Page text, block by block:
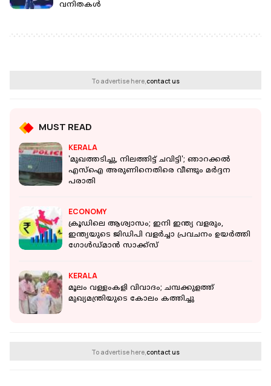
വനിതകൾ
To advertise here,contact us
MUST READ
KERALA
'മുഖത്തടിച്ചു, നിലത്തിട്ട് ചവിട്ടി'; ഞാറക്കല്‍
എസ്‌ഐ അരുണിനെതിരെ വീണ്ടും മര്‍ദ്ദന
പരാതി
ECONOMY
ക്രൂഡിലെ ആശ്വാസം; ഇനി ഇന്ത്യ വളരും,
ഇന്ത്യയുടെ ജിഡിപി വളര്‍ച്ചാ പ്രവചനം ഉയര്‍ത്തി
ഗോള്‍ഡ്മാന്‍ സാക്ക്‌സ്
KERALA
മൂലം വള്ളംകളി വിവാദം; ചമ്പക്കുളത്ത്
മുഖ്യമന്ത്രിയുടെ കോലം കത്തിച്ചു
To advertise here,contact us